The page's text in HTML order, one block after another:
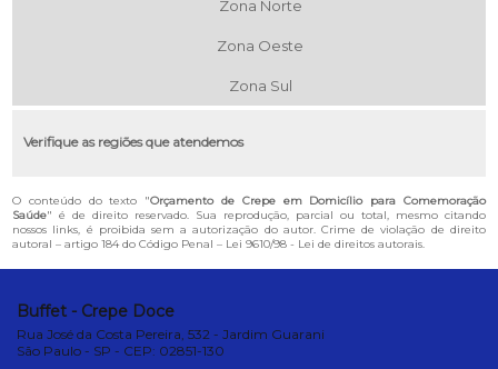
Zona Norte
Zona Oeste
Zona Sul
Verifique as regiões que atendemos
O conteúdo do texto "Orçamento de Crepe em Domicílio para Comemoração
Saúde" é de direito reservado. Sua reprodução, parcial ou total, mesmo citando
nossos links, é proibida sem a autorização do autor. Crime de violação de direito
autoral – artigo 184 do Código Penal – Lei 9610/98 - Lei de direitos autorais.
Buffet - Crepe Doce
Rua José da Costa Pereira, 532 - Jardim Guarani
São Paulo - SP - CEP: 02851-130